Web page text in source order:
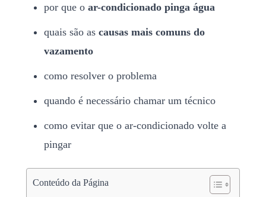
por que o ar-condicionado pinga água
quais são as causas mais comuns do
vazamento
como resolver o problema
quando é necessário chamar um técnico
como evitar que o ar-condicionado volte a
pingar
Conteúdo da Página